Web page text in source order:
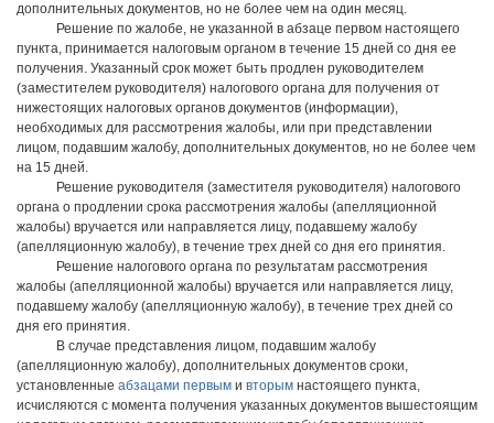
дополнительных документов, но не более чем на один месяц.
Решение по жалобе, не указанной в абзаце первом настоящего
пункта, принимается налоговым органом в течение 15 дней со дня ее
получения. Указанный срок может быть продлен руководителем
(заместителем руководителя) налогового органа для получения от
нижестоящих налоговых органов документов (информации),
необходимых для рассмотрения жалобы, или при представлении
лицом, подавшим жалобу, дополнительных документов, но не более чем
на 15 дней.
Решение руководителя (заместителя руководителя) налогового
органа о продлении срока рассмотрения жалобы (апелляционной
жалобы) вручается или направляется лицу, подавшему жалобу
(апелляционную жалобу), в течение трех дней со дня его принятия.
Решение налогового органа по результатам рассмотрения
жалобы (апелляционной жалобы) вручается или направляется лицу,
подавшему жалобу (апелляционную жалобу), в течение трех дней со
дня его принятия.
В случае представления лицом, подавшим жалобу
(апелляционную жалобу), дополнительных документов сроки,
установленные абзацами первым и вторым настоящего пункта,
исчисляются с момента получения указанных документов вышестоящим